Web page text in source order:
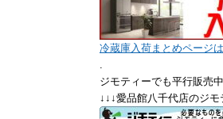
冷蔵庫入荷まとめページは
.
ジモティーでも平行販売中
↓↓↓愛品館八千代店のジ